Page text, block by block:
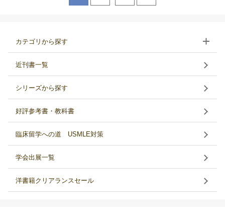
カテゴリから探す
近刊書一覧
シリーズから探す
好評参考書・教科書
臨床留学への道 USMLE対策
学会出展一覧
洋書籍クリアランスセール